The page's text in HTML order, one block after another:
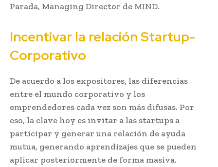
Parada, Managing Director de MIND.
Incentivar la relación Startup-
Corporativo
De acuerdo a los expositores, las diferencias
entre el mundo corporativo y los
emprendedores cada vez son más difusas. Por
eso, la clave hoy es invitar a las startups a
participar y generar una relación de ayuda
mutua, generando aprendizajes que se pueden
aplicar posteriormente de forma masiva.